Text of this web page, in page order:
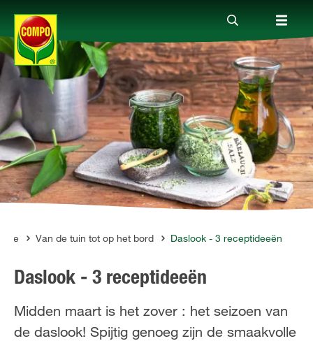
Producten
Advies
Thema's
Tot je dienst
Onderneming
Van de tuin tot op het bord Daslook - 3 receptideeën
Daslook - 3 receptideeën
Midden maart is het zover : het seizoen van
de daslook! Spijtig genoeg zijn de smaakvolle